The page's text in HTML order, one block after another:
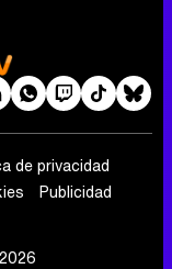
de privacidad
Publicidad